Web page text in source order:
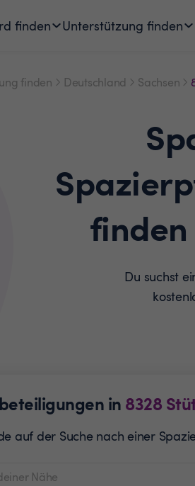
finden Unterstützung finden
finden Deutschland Sachsen
finden
Du suchst
in 8328
auf der Suche nach einer